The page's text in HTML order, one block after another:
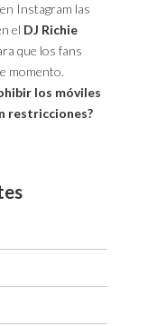
Instagram las
el DJ Richie
que los fans
momento.
los móviles
restricciones?